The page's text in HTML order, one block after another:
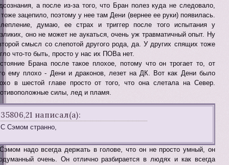
а после из-за того, что Бран полез куда не следовало,
зацепило, поэтому у нее там Дени (вернее ее руки) появилась.
думаю, ее страх и триггер после того испытания у
оно не может не аукаться, очень уж травматичный опыт. Ну
смысл со слепотой другого рода, да. У других спящих тоже
что-то быть, просто у нас их ПОВа нет.
Брана после такое плохое, потому что он трогает то, от
ему плохо - Дени и драконов, лезет на ДК. Вот как Дени было
в шестой главе просто от того, что она слетала на Север.
силы, лед и пламя.
35806,21 написал(а):
С Сэмом странно,
надо всегда держать в голове, что он не просто умный, он
очень. Он отлично разбирается в людях и как всегда